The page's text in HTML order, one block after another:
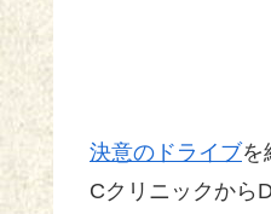
決意のドライブを
Cクリニックから